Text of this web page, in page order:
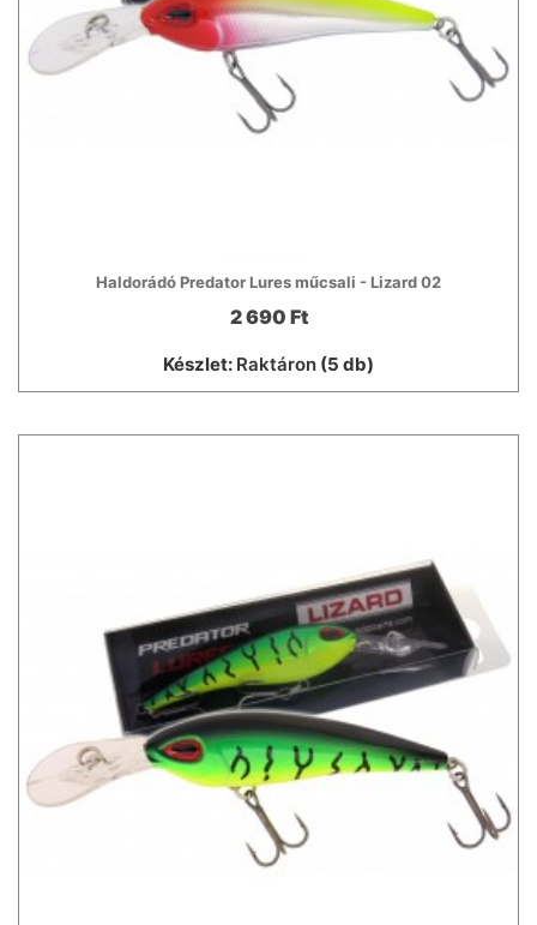
Haldorádó Predator Lures műcsali - Lizard 02
2 690 Ft
Készlet: Raktáron (5 db)